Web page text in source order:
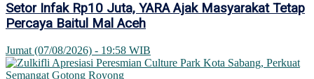
Setor Infak Rp10 Juta, YARA Ajak Masyarakat Tetap
Percaya Baitul Mal Aceh
Jumat (07/08/2026) - 19:58 WIB